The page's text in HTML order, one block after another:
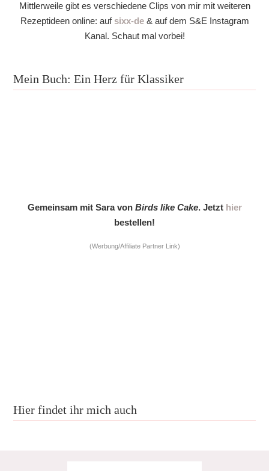
Mittlerweile gibt es verschiedene Clips von mir mit weiteren
Rezeptideen online: auf sixx-de& auf dem S&E Instagram
Kanal. Schaut mal vorbei!
Mein Buch: Ein Herz für Klassiker
Gemeinsam mit Sara von Birds like Cake. Jetzt hier
bestellen!
(Werbung/Affiliate Partner Link)
Hier findet ihr mich auch